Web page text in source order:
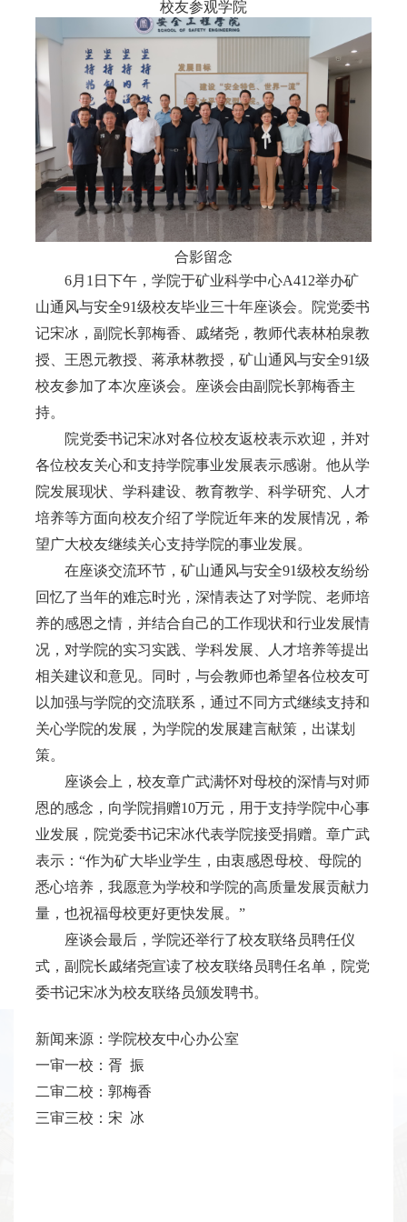
校友参观学院
合影留念
6月1日下午，学院于矿业科学中心A412举办矿
山通风与安全91级校友毕业三十年座谈会。院党委书
记宋冰，副院长郭梅香、戚绪尧，教师代表林柏泉教
授、王恩元教授、蒋承林教授，矿山通风与安全91级
校友参加了本次座谈会。座谈会由副院长郭梅香主
持。
院党委书记宋冰对各位校友返校表示欢迎，并对
各位校友关心和支持学院事业发展表示感谢。他从学
院发展现状、学科建设、教育教学、科学研究、人才
培养等方面向校友介绍了学院近年来的发展情况，希
望广大校友继续关心支持学院的事业发展。
在座谈交流环节， 矿山通风与安全91级校友纷纷
回忆了当年的难忘时光，深情表达了对学院、老师培
养的感恩之情，并结合自己的工作现状和行业发展情
况，对学院的实习实践、学科发展、人才培养等提出
相关建议和意见。同时，与会教师也希望各位校友可
以加强与学院的交流联系，通过不同方式继续支持和
关心学院的发展，为学院的发展建言献策，出谋划
策。
座谈会上，校友章广武满怀对母校的深情与对师
恩的感念，向学院捐赠10万元，用于支持学院中心事
业发展，院党委书记宋冰代表学院接受捐赠。章广武
表示：“作为矿大毕业学生，由衷感恩母校、母院的
悉心培养，我愿意为学校和学院的高质量发展贡献力
量，也祝福母校更好更快发展。”
座谈会最后，学院还举行了校友联络员聘任仪
式，副院长戚绪尧宣读了校友联络员聘任名单，院党
委书记宋冰为校友联络员颁发聘书。
新闻来源：学院校友中心办公室
一审一校：胥 振
二审二校：郭梅香
三审三校：宋 冰